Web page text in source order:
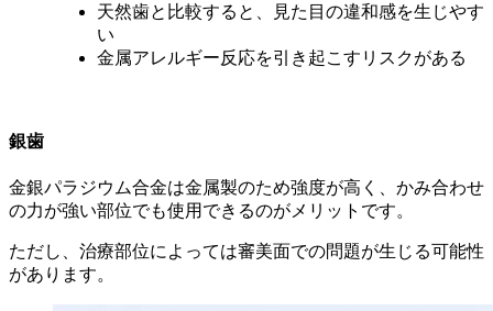
天然歯と比較すると、見た目の違和感を生じやす
い
金属アレルギー反応を引き起こすリスクがある
銀歯
金銀パラジウム合金は金属製のため強度が高く、かみ合わせ
の力が強い部位でも使用できるのがメリットです。
ただし、治療部位によっては審美面での問題が生じる可能性
があります。